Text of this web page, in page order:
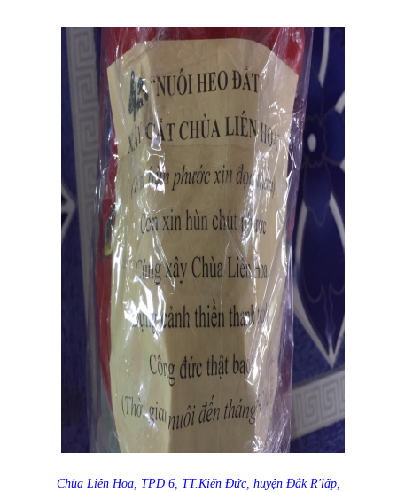
Chùa Liên Hoa, TPD 6, TT.Kiến Đức, huyện Đắk R'lấp,